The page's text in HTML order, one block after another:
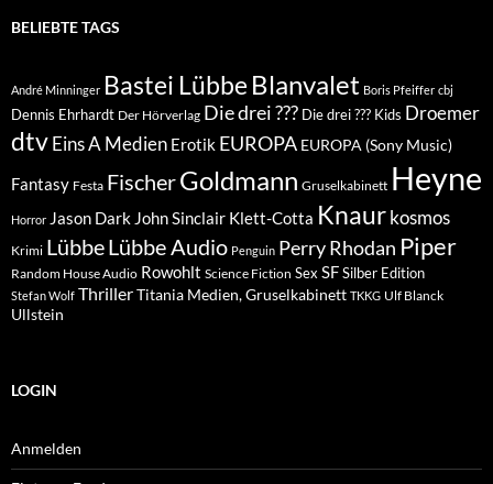
BELIEBTE TAGS
André Minninger Bastei Lübbe Blanvalet Boris Pfeiffer cbj
Dennis Ehrhardt Der Hörverlag Die drei ??? Die drei ??? Kids Droemer
dtvEins A Medien Erotik EUROPA EUROPA (Sony Music)
Fantasy Festa FischerGoldmann Gruselkabinett Heyne
Horror Jason Dark John Sinclair Klett-Cotta Knaur kosmos
Krimi LübbeLübbe Audio Penguin Perry Rhodan Piper
Random House Audio Rowohlt Science Fiction Sex SFSilber Edition
Stefan Wolf ThrillerTitania Medien, Gruselkabinett TKKG Ulf Blanck
Ullstein
LOGIN
Anmelden